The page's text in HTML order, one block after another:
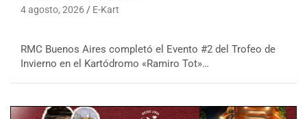
4 agosto, 2026 E-Kart
RMC Buenos Aires completó el Evento #2 del Trofeo de
Invierno en el Kartódromo «Ramiro Tot»…